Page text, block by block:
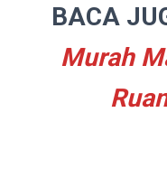
BACA
Murah